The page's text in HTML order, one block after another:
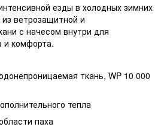
езды в холодных зимних
ветрозащитной и
с начесом внутри для
и комфорта.
ткань, WP 10 000
тепла
паха